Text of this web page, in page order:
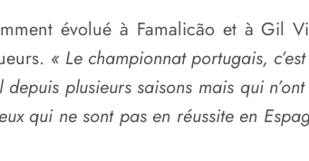
évolué à Famalicão et à Gil
« Le championnat portugais,
plusieurs saisons mais qui
qui ne sont pas en réussite en